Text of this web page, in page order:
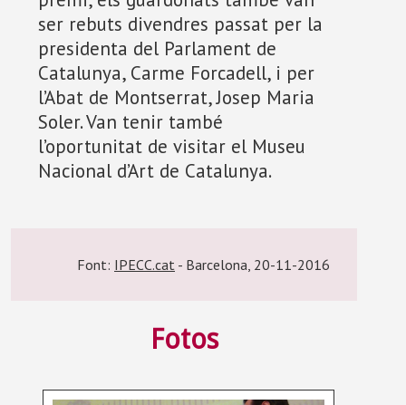
ser rebuts divendres passat per la
presidenta del Parlament de
Catalunya, Carme Forcadell, i per
l’Abat de Montserrat, Josep Maria
Soler. Van tenir també
l’oportunitat de visitar el Museu
Nacional d’Art de Catalunya.
Font: IPECC.cat - Barcelona, 20-11-2016
Fotos